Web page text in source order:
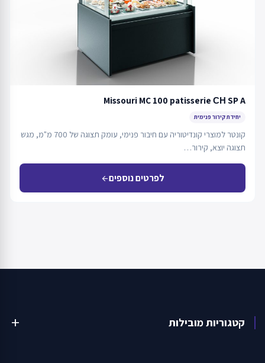
Missouri MC 100 patisserie СН SP A
יחידת קירור פנימית
קונטר למוצרי קונדיטוריה עם חיבור פנימי, עומק תצוגה של 700 מ"מ, מגש
תצוגה יוצא, קירור…
לפרטים נוספיםarrow_back
קטגוריות מובילות add